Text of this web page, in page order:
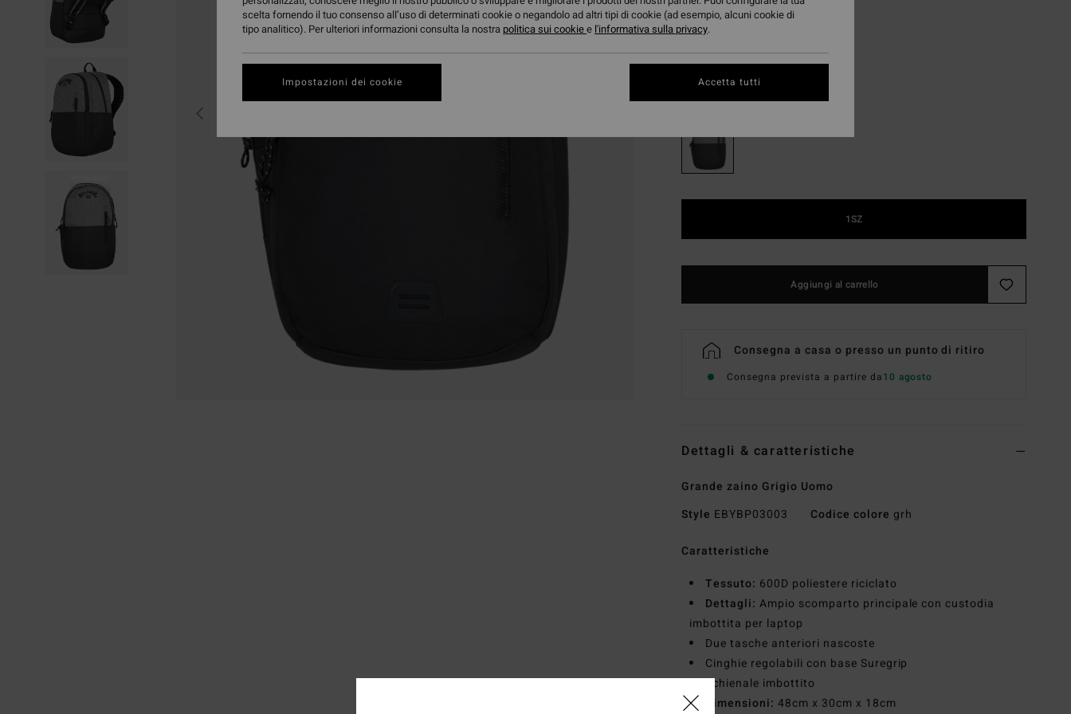
OFFERTE
ColoriGrey Heather
1SZ
Aggiungi al carrello
Consegna a casa o presso un punto di ritiro
Consegna prevista a partire da10 agosto
Dettagli & caratteristiche
Grande zaino Grigio Uomo
Style EBYBP03003 Codice colore grh
Caratteristiche
Tessuto: 600D poliestere riciclato
Dettagli: Ampio scomparto principale con custodia
imbottita per laptop
Due tasche anteriori nascoste
Cinghie regolabili con base Suregrip
Schienale imbottito
Dimensioni: 48cm x 30cm x 18cm
scelta fornendo il tuo consenso all’uso di determinati cookie o negandolo ad altri tipi di cookie (ad esempio, alcuni cookie di
tipo analitico). Per ulteriori informazioni consulta la nostra politica sui cookiee l'informativa sulla privacy.
Impostazioni dei cookie Accetta tutti